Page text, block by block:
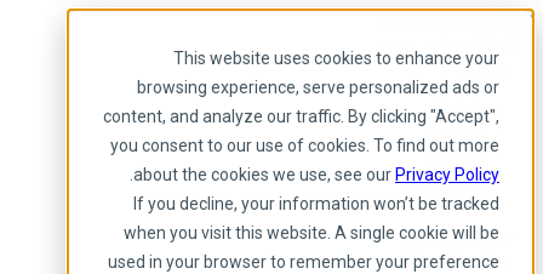
This website uses cookies to enhance your
browsing experience, serve personalized ads or
content, and analyze our traffic. By clicking "Accept",
you consent to our use of cookies. To find out more
about the cookies we use, see our Privacy Policy
If you decline, your information won’t be tracked
when you visit this website. A single cookie will be
used in your browser to remember your preference
Skip to main content
Arabic
Arabic
إنجليزي
فرنسية
Portuguese
Spanish